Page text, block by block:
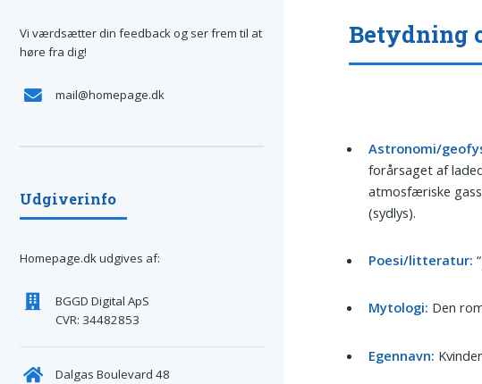
Betydning
Astronomi/
forårsaget af
atmosfæriske
(sydlys).
Poesi/litteratur:
Mytologi: Den
Egennavn:
Vi værdsætter din feedback og ser frem til at
høre fra dig!
mail@homepage.dk
Udgiverinfo
Homepage.dk udgives af:
BGGD Digital ApS
CVR: 34482853
Dalgas Boulevard 48